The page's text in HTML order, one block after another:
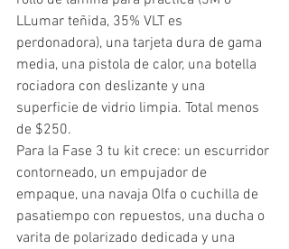
LLumar teñida, 35% VLT es
perdonadora), una tarjeta dura de gama
media, una pistola de calor, una botella
rociadora con deslizante y una
superficie de vidrio limpia. Total menos
de $250.
Para la Fase 3 tu kit crece: un escurridor
contorneado, un empujador de
empaque, una navaja Olfa o cuchilla de
pasatiempo con repuestos, una ducha o
varita de polarizado dedicada y una